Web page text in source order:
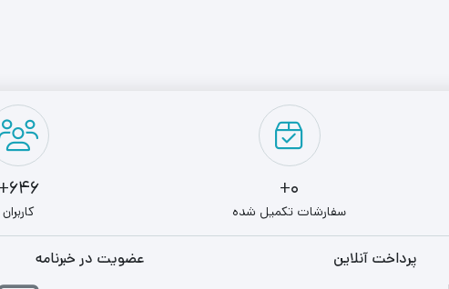
0+
سفارشات تکمیل شده
646+
کاربران
پرداخت آنلاین عضویت در خبرنامه